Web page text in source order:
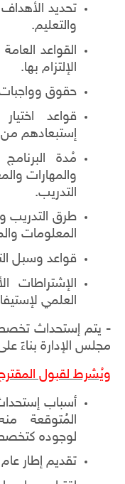
تحديد
والتعليم.
القواعد
الإلتزام بها.
حقوق وواجبات
قواعد
إستبعادهم من
مُدة
والمهارات
التدريب.
طرق التدريب
المعلومات
قواعد وسبل
الإشتراطات
العلمي
- يتم إستحداث
مجلس الإدارة بناءً
ويُشرط لقبول
أسباب
المُتوقعة
لوجوده
تقديم إطار